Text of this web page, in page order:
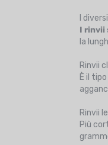
I
I rinvii
la
Rinvii
È il
Rinvii
Più